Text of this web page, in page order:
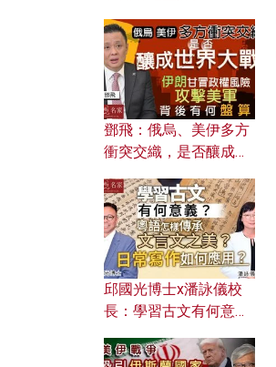
何避免遭AI演算法操
控？
鄧飛：俄烏、美伊多方
衝突交織，是否釀成世
風險攻擊美軍，背後有
何盤算？
邱國光博士x潘詠儀校
長：學習古文有何意
文之美？ 日常寫作如何